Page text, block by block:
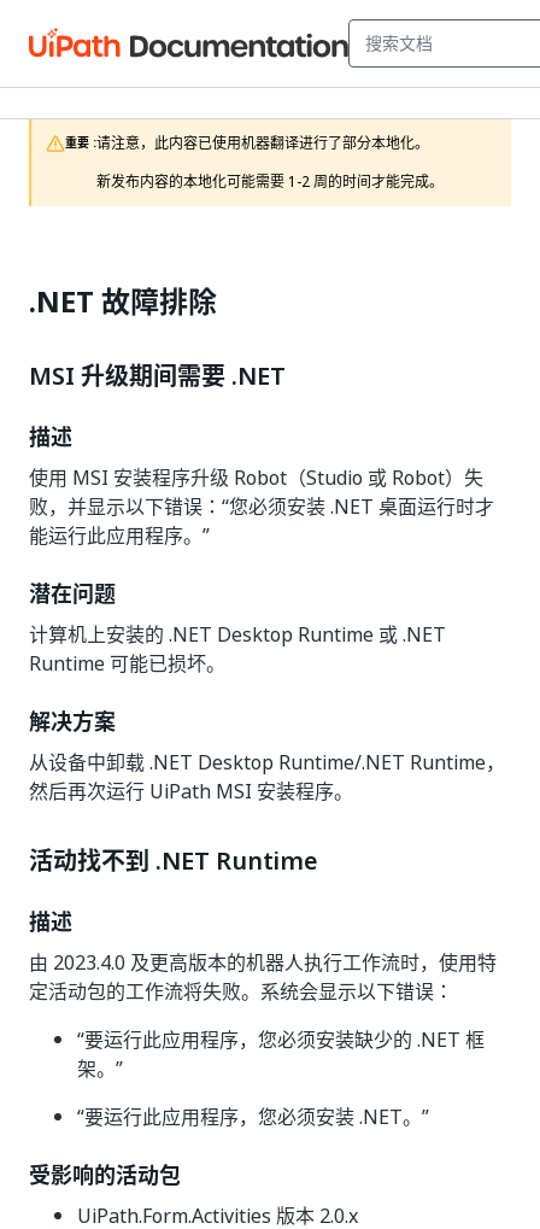
重要 :请注意，此内容已使用机器翻译进行了部分本地化。
新发布内容的本地化可能需要 1-2 周的时间才能完成。
.NET 故障排除
MSI 升级期间需要 .NET
描述
使用 MSI 安装程序升级 Robot（Studio 或 Robot）失
败，并显示以下错误：“您必须安装 .NET 桌面运行时才
能运行此应用程序。”
潜在问题
计算机上安装的 .NET Desktop Runtime 或 .NET
Runtime 可能已损坏。
解决方案
从设备中卸载 .NET Desktop Runtime/.NET Runtime，
然后再次运行 UiPath MSI 安装程序。
活动找不到 .NET Runtime
描述
由 2023.4.0 及更高版本的机器人执行工作流时，使用特
定活动包的工作流将失败。系统会显示以下错误：
“要运行此应用程序，您必须安装缺少的 .NET 框
架。”
“要运行此应用程序，您必须安装 .NET。”
受影响的活动包
UiPath.Form.Activities 版本 2.0.x